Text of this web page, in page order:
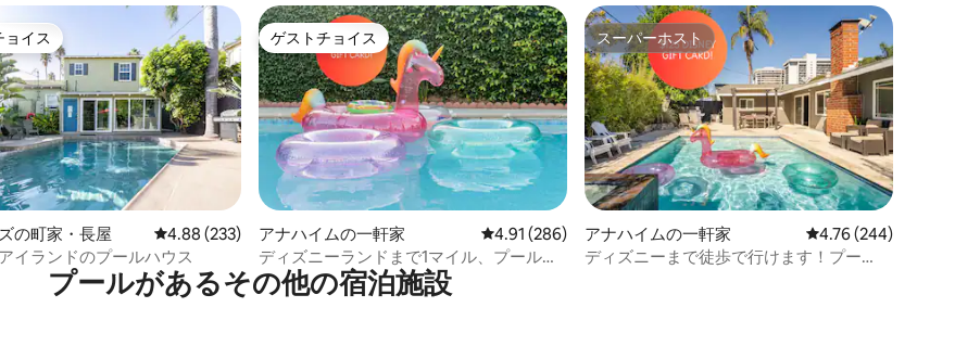
4.85つ星の平均評価
ョイス
ョイス
の町家・長屋 レビュー233件、5つ星中4.88つ星の平均評価
4.88 (233)
イランドのプールハウス
ゲストチョイス
ゲストチョイス
アナハイムの一軒家 レビュー286件、5つ星中4.91つ星の平均評価
4.91 (286)
ディズニーランドまで1マイル、プールと
ゲームルーム
スーパーホスト
スーパーホスト
アナハイムの一軒家 レビュー244件、5つ
4.76 (244)
ディズニーまで徒歩で行けます！プー
プールがあるその他の宿泊施設